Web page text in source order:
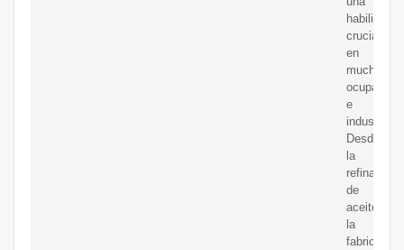
habilidad
crucial
en
muchas
e
industrias.
Desde
la
refinación
de
la
fabricación